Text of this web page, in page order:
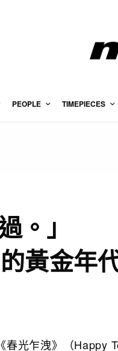
PEOPLE TIMEPIECES
。」
黃金年
春光乍洩》（Happy